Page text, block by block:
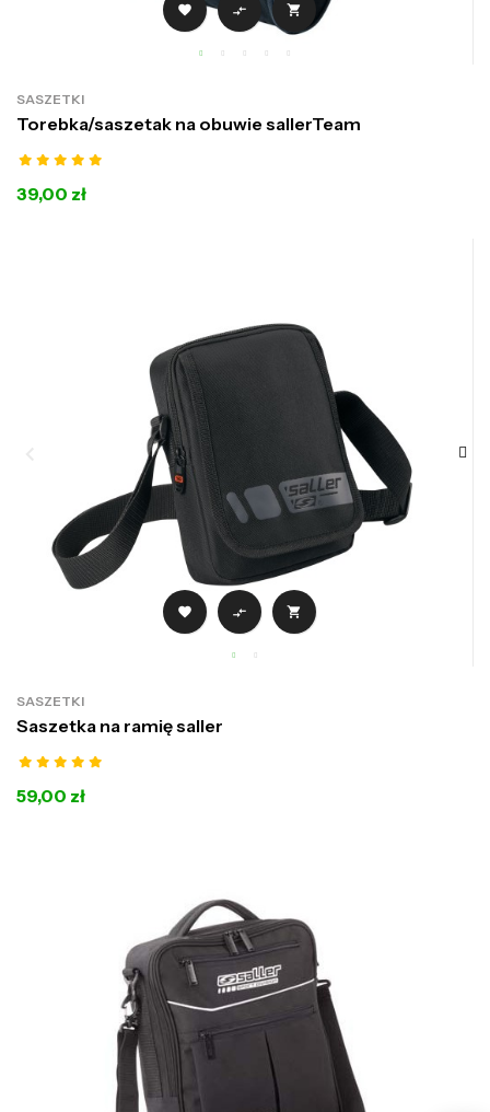
  
SASZETKI
Torebka/saszetak na obuwie sallerTeam
39,00 zł
  
SASZETKI
Saszetka na ramię saller
59,00 zł